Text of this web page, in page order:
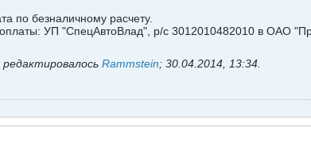
по безналичному расчету.
оплаты: УП "СпецАвтоВлад", р/с 3012010482010 в ОАО
Rammstein; 30.04.2014, 13:34